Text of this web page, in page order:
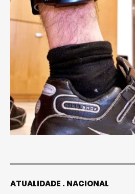
ATUALIDADE NACIONAL